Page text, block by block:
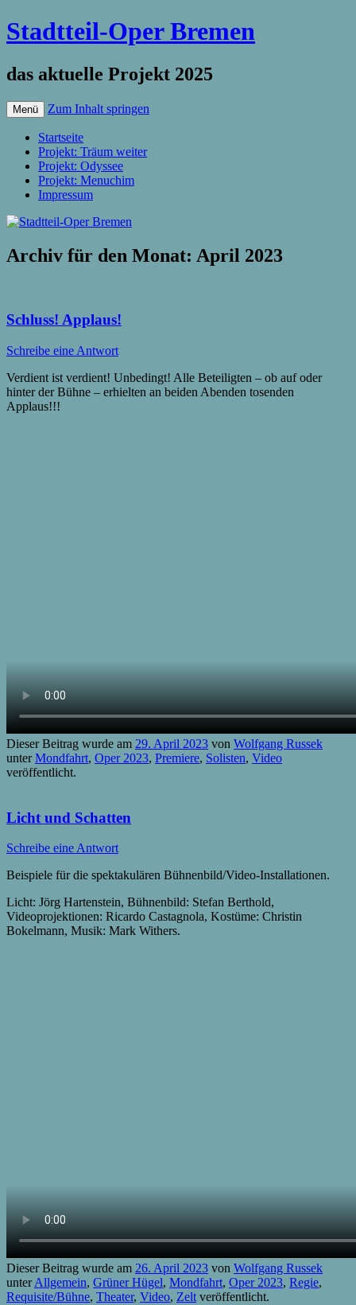
Stadtteil-Oper Bremen
das aktuelle Projekt 2025
Menü Zum Inhalt springen
Startseite
Projekt: Träum weiter
Projekt: Odyssee
Projekt: Menuchim
Impressum
Archiv für den Monat: April 2023
Schluss! Applaus!
Schreibe eine Antwort
Verdient ist verdient! Unbedingt! Alle Beteiligten – ob auf oder
hinter der Bühne – erhielten an beiden Abenden tosenden
Applaus!!!
Dieser Beitrag wurde am 29. April 2023 von Wolfgang Russek
unterMondfahrt, Oper 2023, Premiere, Solisten, Video
veröffentlicht.
Licht und Schatten
Schreibe eine Antwort
Beispiele für die spektakulären Bühnenbild/Video-Installationen.
Licht: Jörg Hartenstein, Bühnenbild: Stefan Berthold,
Videoprojektionen: Ricardo Castagnola, Kostüme: Christin
Bokelmann, Musik: Mark Withers.
Dieser Beitrag wurde am 26. April 2023 von Wolfgang Russek
unterAllgemein, Grüner Hügel, Mondfahrt, Oper 2023, Regie,
Requisite/Bühne, Theater, Video, Zeltveröffentlicht.